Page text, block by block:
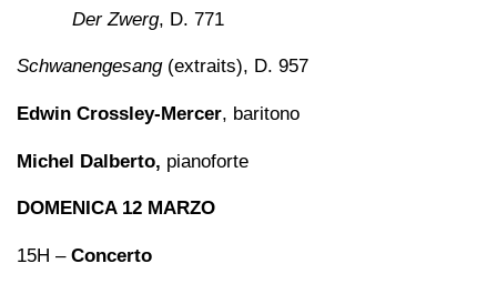
Der Zwerg, D. 771
Schwanengesang(extraits), D. 957
Edwin Crossley-Mercer, baritono
Michel Dalberto, pianoforte
DOMENICA 12 MARZO
15H – Concerto